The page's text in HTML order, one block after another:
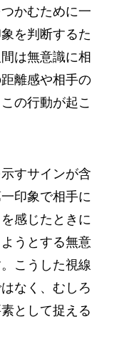
かむために一
を判断するた
は無意識に相
離感や相手の
の行動が起こ
すサインが含
印象で相手に
感じたときに
うとする無意
こうした視線
なく、むしろ
として捉える